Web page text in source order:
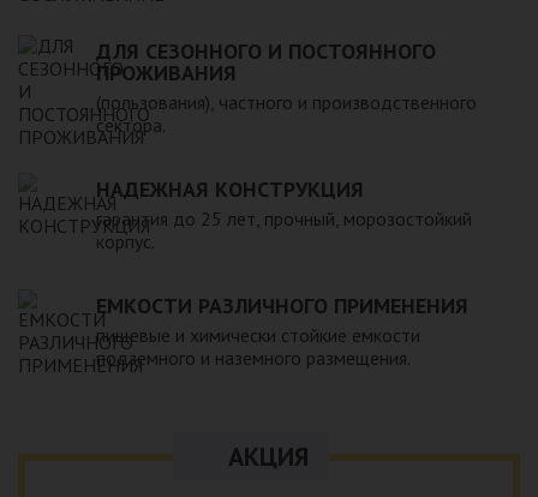
ДЛЯ СЕЗОННОГО И ПОСТОЯННОГО
ПРОЖИВАНИЯ
(пользования), частного и производственного
сектора.
НАДЕЖНАЯ КОНСТРУКЦИЯ
гарантия до 25 лет, прочный, морозостойкий
корпус.
ЕМКОСТИ РАЗЛИЧНОГО ПРИМЕНЕНИЯ
пищевые и химически стойкие емкости
подземного и наземного размещения.
АКЦИЯ